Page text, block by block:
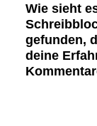
Wie sieht
gefunden,
deine